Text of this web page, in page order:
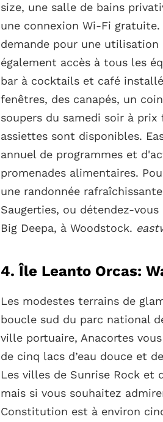
size, une salle de bains
une connexion Wi-Fi
demande pour une
également accès à tous les
bar à cocktails et café
fenêtres, des canapés, un
soupers du samedi soir à
assiettes sont disponibles.
annuel de programmes et
promenades alimentaires.
une randonnée
Saugerties, ou détendez-
Big Deepa, à Woodstock.
4. Île Leanto Orcas:
Les modestes terrains de
boucle sud du parc national
ville portuaire, Anacortes
de cinq lacs d’eau douce et
Les villes de Sunrise Rock et
mais si vous souhaitez
Constitution est à environ